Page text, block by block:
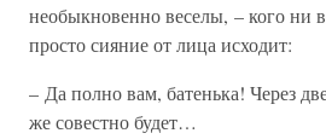
необыкновенно веселы, – кого ни
просто сияние от лица исходит:
– Да полно вам, батенька! Через
же совестно будет…